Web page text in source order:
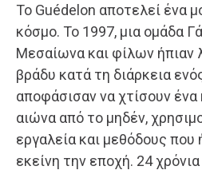
Το Guédelon αποτελεί ένα
κόσμο. Το 1997, μια ομάδα
Μεσαίωνα και φίλων ήπιαν
βράδυ κατά τη διάρκεια
αποφάσισαν να χτίσουν
αιώνα από το μηδέν,
εργαλεία και μεθόδους που
εκείνη την εποχή. 24